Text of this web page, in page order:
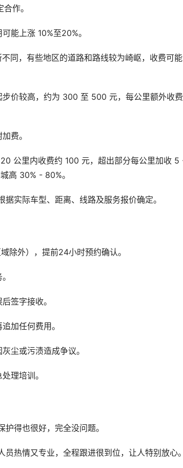
作。
能上涨 10%至20%。
同，有些地区的道路和路线较为崎岖，收费可
价较高，约为 300 至 500 元，每公里额外收
费。
公里内收费约 100 元，超出部分每公里加收 5
高 30% - 80%。
实际车型、距离、线路及服务报价确定。
除外），提前24小时预约确认。
签字接收。
加任何费用。
尘或污渍造成争议。
理培训。
得也很好，完全没问题。
员热情又专业，全程跟进很到位，让人特别放心